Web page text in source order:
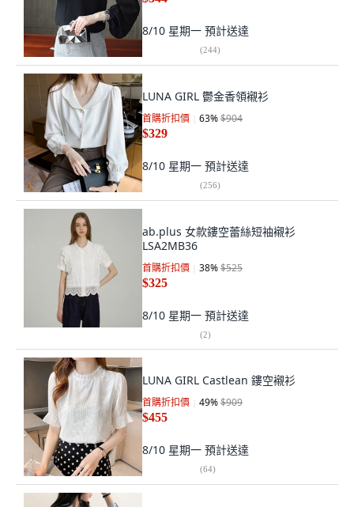
8/10 星期一 預計送達
(244)
LUNA GIRL 鬱金香領襯衫
首購折扣價 63%$904
$329
8/10 星期一 預計送達
(256)
ab.plus 女款鏤空蕾絲短袖襯衫
LSA2MB36
首購折扣價 38%$525
$325
8/10 星期一 預計送達
(2)
LUNA GIRL Castlean 鏤空襯衫
首購折扣價 49%$909
$455
8/10 星期一 預計送達
(64)